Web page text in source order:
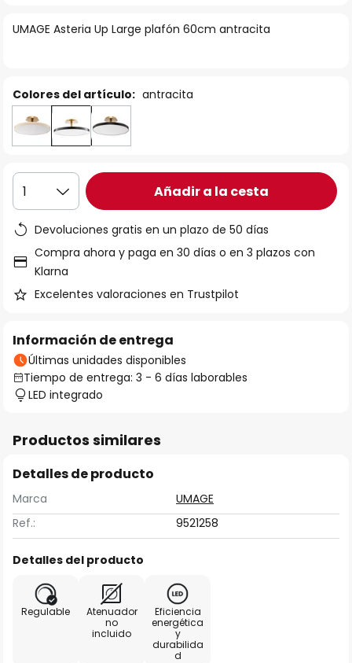
galería
UMAGE Asteria Up Large plafón 60cm antracita
Colores del artículo: antracita
1 Añadir a la cesta
Devoluciones gratis en un plazo de 50 días
Compra ahora y paga en 30 días o en 3 plazos con
Klarna
Excelentes valoraciones en Trustpilot
Información de entrega
Últimas unidades disponibles
Tiempo de entrega: 3 - 6 días laborables
LED integrado
Productos similares
Detalles de producto
Marca
UMAGE
Ref.:
9521258
Detalles del producto
Regulable
Atenuador
no
incluido
Eficiencia
energética
y
durabilida
d